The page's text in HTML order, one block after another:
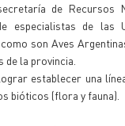
de Recursos
especialistas de las
son Aves
de la provincia.
establecer una
bióticos (flora y fauna).